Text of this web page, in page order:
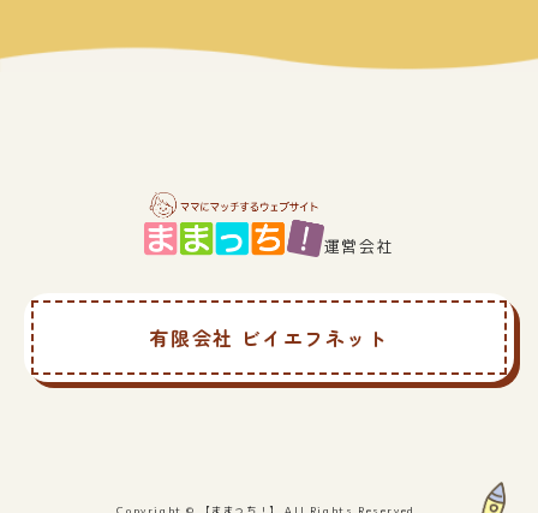
運営会社
有限会社 ビイエフネット
Copyright © 【ままっち！】 All Rights Reserved.